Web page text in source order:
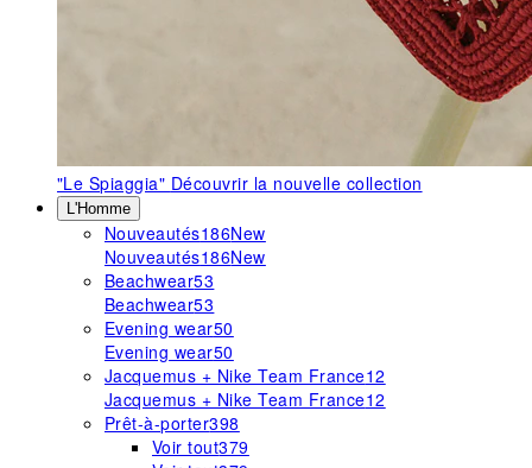
"Le Spiaggia" Découvrir la nouvelle collection
L'Homme
Nouveautés186New
Nouveautés186New
Beachwear53
Beachwear53
Evening wear50
Evening wear50
Jacquemus + Nike Team France12
Jacquemus + Nike Team France12
Prêt-à-porter398
Voir tout379